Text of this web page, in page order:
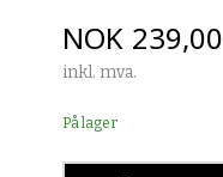
Pris
NOK 239,00
inkl. mva.
På lager